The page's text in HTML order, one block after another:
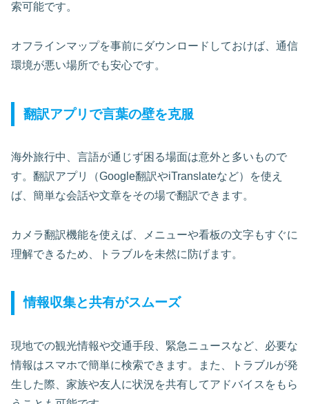
索可能です。
オフラインマップを事前にダウンロードしておけば、通信
環境が悪い場所でも安心です。
翻訳アプリで言葉の壁を克服
海外旅行中、言語が通じず困る場面は意外と多いもので
す。翻訳アプリ（Google翻訳やiTranslateなど）を使え
ば、簡単な会話や文章をその場で翻訳できます。
カメラ翻訳機能を使えば、メニューや看板の文字もすぐに
理解できるため、トラブルを未然に防げます。
情報収集と共有がスムーズ
現地での観光情報や交通手段、緊急ニュースなど、必要な
情報はスマホで簡単に検索できます。また、トラブルが発
生した際、家族や友人に状況を共有してアドバイスをもら